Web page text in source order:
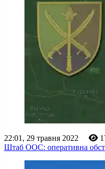
22:01, 29 травня 2022
Штаб ООС: оперативна